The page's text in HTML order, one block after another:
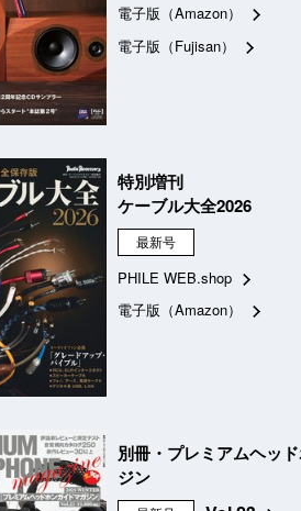
電子版（Amazon）
電子版（Fujisan）
特別増刊
ケーブル大全2026
最新号
PHILE WEB.shop
電子版（Amazon）
別冊・プレミアムヘッ
ジン